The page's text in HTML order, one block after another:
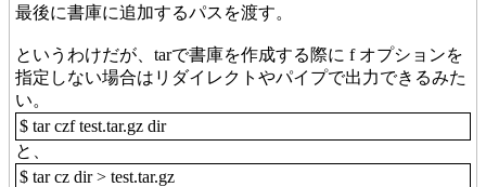
最後に書庫に追加するパスを渡す。
というわけだが、tarで書庫を作成する際に f オプションを
指定しない場合はリダイレクトやパイプで出力できるみた
い。
$ tar czf test.tar.gz dir
と、
$ tar cz dir > test.tar.gz